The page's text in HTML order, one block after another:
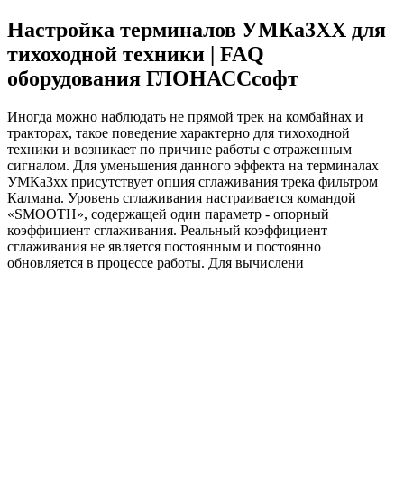
Настройка терминалов УМКа3ХХ для
тихоходной техники | FAQ
оборудования ГЛОНАССсофт
Иногда можно наблюдать не прямой трек на комбайнах и
тракторах, такое поведение характерно для тихоходной
техники и возникает по причине работы с отраженным
сигналом. Для уменьшения данного эффекта на терминалах
УМКа3хх присутствует опция сглаживания трека фильтром
Калмана. Уровень сглаживания настраивается командой
«SMOOTH», содержащей один параметр - опорный
коэффициент сглаживания. Реальный коэффициент
сглаживания не является постоянным и постоянно
обновляется в процессе работы. Для вычислени